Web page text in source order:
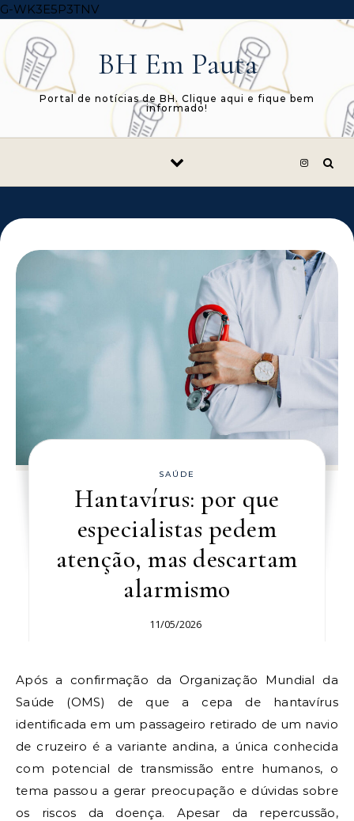
G-WK3E5P3TNVSkip to content
BH Em Pauta
Portal de notícias de BH. Clique aqui e fique bem
informado!
SAÚDE
Hantavírus: por que
especialistas pedem
atenção, mas descartam
alarmismo
11/05/2026
Após a confirmação da Organização Mundial da
Saúde (OMS) de que a cepa de hantavírus
identificada em um passageiro retirado de um navio
de cruzeiro é a variante andina, a única conhecida
com potencial de transmissão entre humanos, o
tema passou a gerar preocupação e dúvidas sobre
os riscos da doença. Apesar da repercussão,